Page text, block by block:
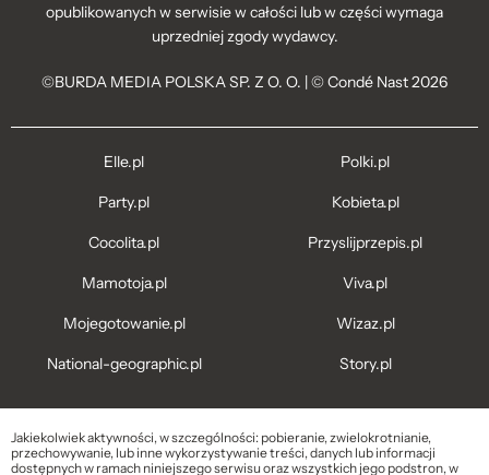
opublikowanych w serwisie w całości lub w części wymaga
uprzedniej zgody wydawcy.
©BURDA MEDIA POLSKA SP. Z O. O. | © Condé Nast 2026
Elle.pl
Party.pl
Cocolita.pl
Mamotoja.pl
Mojegotowanie.pl
National-geographic.pl
Polki.pl
Kobieta.pl
Przyslijprzepis.pl
Viva.pl
Wizaz.pl
Story.pl
Jakiekolwiek aktywności, w szczególności: pobieranie, zwielokrotnianie,
przechowywanie, lub inne wykorzystywanie treści, danych lub informacji
dostępnych w ramach niniejszego serwisu oraz wszystkich jego podstron, w